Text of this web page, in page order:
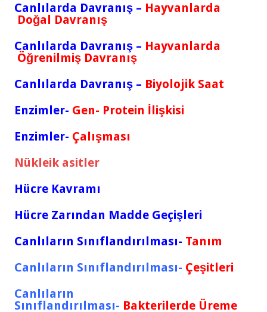
Canlılarda Davranış – Hayvanlarda
Doğal Davranış
Canlılarda Davranış – Hayvanlarda
Öğrenilmiş Davranış
Canlılarda Davranış – Biyolojik Saat
Enzimler- Gen- Protein İlişkisi
Enzimler- Çalışması
Nükleik asitler
Hücre Kavramı
Hücre Zarından Madde Geçişleri
Canlıların Sınıflandırılması- Tanım
Canlıların Sınıflandırılması- Çeşitleri
Canlıların
Sınıflandırılması- Bakterilerde Üreme